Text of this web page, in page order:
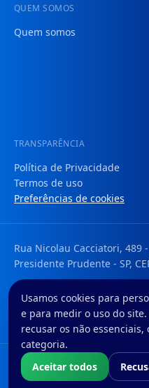
QUEM SOMOS
Quem somos
TRANSPARÊNCIA
Política de Privacidade
Termos de uso
Preferências de cookies
Rua Nicolau Cacciatori, 489
Presidente Prudente - SP,
Tem uma dúvida ou
faleconosco@foregon.com
© Foregon. Todos os
Nós da Foregon S.A. atuamos
correspondente bancário do
Usamos cookies para
e para medir o uso do
recusar os não
categoria.
Aceitar todos